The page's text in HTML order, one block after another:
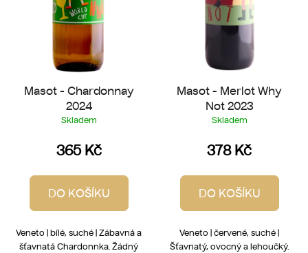
Masot - Chardonnay
2024
Skladem
365 Kč
DO KOŠÍKU
Veneto | bílé, suché | Zábavná a
šťavnatá Chardonnka. Žádný
Masot - Merlot Why
Not 2023
Skladem
378 Kč
DO KOŠÍKU
Veneto | červené, suché |
Šťavnatý, ovocný a lehoučký.